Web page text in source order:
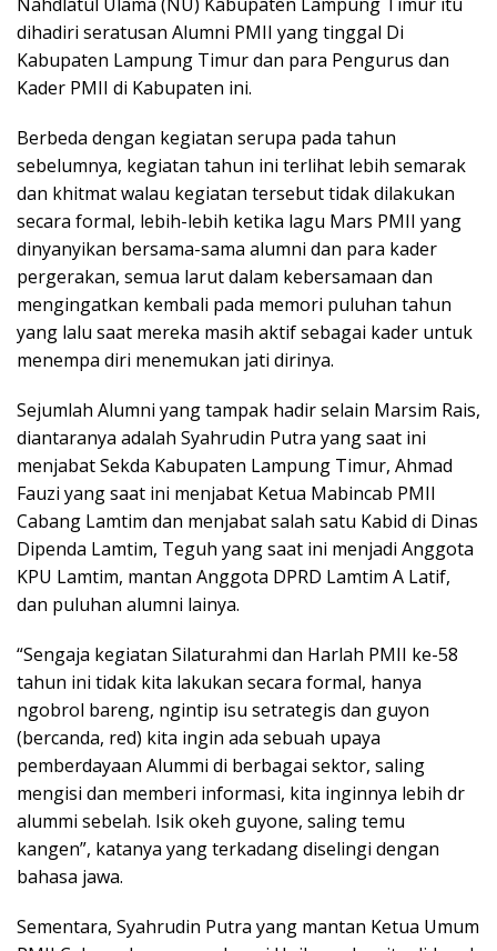
dihadiri seratusan Alumni PMII yang tinggal Di
Kabupaten Lampung Timur dan para Pengurus dan
Kader PMII di Kabupaten ini.
Berbeda dengan kegiatan serupa pada tahun
sebelumnya, kegiatan tahun ini terlihat lebih semarak
dan khitmat walau kegiatan tersebut tidak dilakukan
secara formal, lebih-lebih ketika lagu Mars PMII yang
dinyanyikan bersama-sama alumni dan para kader
pergerakan, semua larut dalam kebersamaan dan
mengingatkan kembali pada memori puluhan tahun
yang lalu saat mereka masih aktif sebagai kader untuk
menempa diri menemukan jati dirinya.
Sejumlah Alumni yang tampak hadir selain Marsim Rais,
diantaranya adalah Syahrudin Putra yang saat ini
menjabat Sekda Kabupaten Lampung Timur, Ahmad
Fauzi yang saat ini menjabat Ketua Mabincab PMII
Cabang Lamtim dan menjabat salah satu Kabid di Dinas
Dipenda Lamtim, Teguh yang saat ini menjadi Anggota
KPU Lamtim, mantan Anggota DPRD Lamtim A Latif,
dan puluhan alumni lainya.
“Sengaja kegiatan Silaturahmi dan Harlah PMII ke-58
tahun ini tidak kita lakukan secara formal, hanya
ngobrol bareng, ngintip isu setrategis dan guyon
(bercanda, red) kita ingin ada sebuah upaya
pemberdayaan Alummi di berbagai sektor, saling
mengisi dan memberi informasi, kita inginnya lebih dr
alummi sebelah. Isik okeh guyone, saling temu
kangen”, katanya yang terkadang diselingi dengan
bahasa jawa.
Sementara, Syahrudin Putra yang mantan Ketua Umum